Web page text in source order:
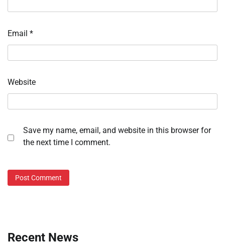
Email *
Website
Save my name, email, and website in this browser for
the next time I comment.
Recent News